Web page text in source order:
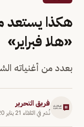
هكذا يستعد
«هلا فبراير»
بعدد من أغنياته
فريق التحرير
نُشر في الثلاثاء 21 يناير 2020